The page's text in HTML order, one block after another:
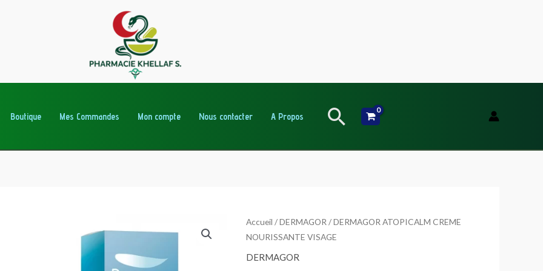
Boutique Mes Commandes Mon compte Nous contacter A Propos Rechercher
Accueil /DERMAGOR / DERMAGOR ATOPICALM CREME
NOURISSANTE VISAGE
DERMAGOR